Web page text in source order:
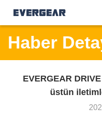
Haber
EVERGEAR
üstün